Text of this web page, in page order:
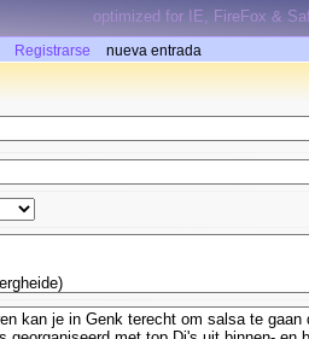
optimized for IE, FireFox &
Registrarse nueva entrada